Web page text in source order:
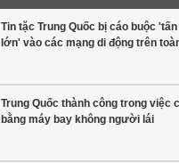
Tin tặc Trung Quốc bị cáo buộc
lớn' vào các mạng di động trên
Trung Quốc thành công trong việc
bằng máy bay không người lái